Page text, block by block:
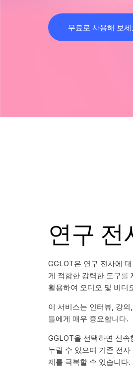
무료로 사용해 보세
연구 전
GGLOT은 연구 전사에
게 적합한 강력한 도구를
활용하여 오디오 및 비디
이 서비스는 인터뷰, 강
들에게 매우 중요합니다.
GGLOT을 선택하면 신
누릴 수 있으며 기존 전
제를 극복할 수 있습니다.